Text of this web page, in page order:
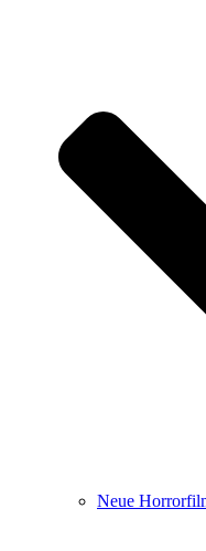
Neue